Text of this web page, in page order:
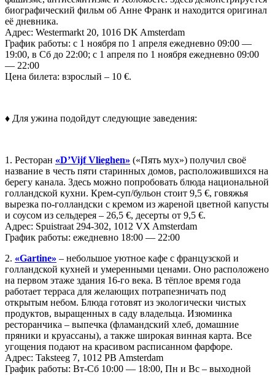
биографический фильм об Анне Франк и находится оригинал
её дневника.
Адрес: Westermarkt 20, 1016 DK Amsterdam
График работы: с 1 ноября по 1 апреля ежедневно 09:00 —
19:00, в Сб до 22:00; с 1 апреля по 1 ноября ежедневно 09:00
— 22:00
Цена билета: взрослый – 10 €.
♦ Для ужина подойдут следующие заведения:
1. Ресторан «D’Vijf Vlieghen» («Пять мух») получил своё
название в честь пяти старинных домов, расположившихся на
берегу канала. Здесь можно попробовать блюда национальной
голландской кухни. Крем-суп/бульон стоит 9,5 €, говяжья
вырезка по-голландски с кремом из жареной цветной капусты
и соусом из сельдерея – 26,5 €, десерты от 9,5 €.
Адрес: Spuistraat 294-302, 1012 VX Amsterdam
График работы: ежедневно 18:00 — 22:00
2. «Gartine» – небольшое уютное кафе с французской и
голландской кухней и умеренными ценами. Оно расположено
на первом этаже здания 16-го века. В тёплое время года
работает терраса для желающих потрапезничать под
открытым небом. Блюда готовят из экологически чистых
продуктов, выращенных в саду владельца. Изюминка
ресторанчика – выпечка (фламандский хлеб, домашние
пряники и круассаны), а также широкая винная карта. Все
угощения подают на красивом расписанном фарфоре.
Адрес: Taksteeg 7, 1012 PB Amsterdam
График работы: Вт-Сб 10:00 — 18:00, Пн и Вс – выходной